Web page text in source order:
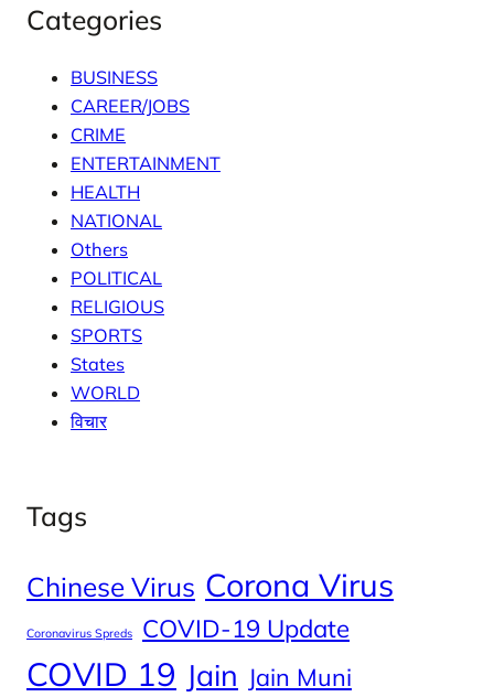
Categories
BUSINESS
CAREER/JOBS
CRIME
ENTERTAINMENT
HEALTH
NATIONAL
Others
POLITICAL
RELIGIOUS
SPORTS
States
WORLD
विचार
Tags
Chinese Virus Corona Virus
Coronavirus Spreds COVID-19 Update
COVID 19 Jain Jain Muni